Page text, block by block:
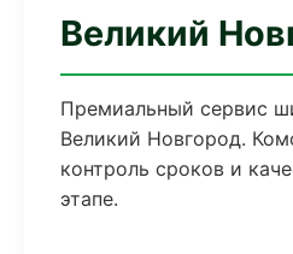
Великий
Премиальный сервис
Великий Новгород.
контроль сроков и
этапе.